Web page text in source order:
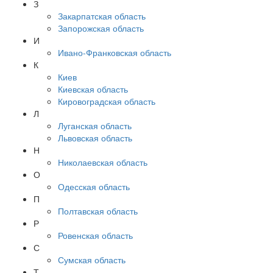
З
Закарпатская область
Запорожская область
И
Ивано-Франковская область
К
Киев
Киевская область
Кировоградская область
Л
Луганская область
Львовская область
Н
Николаевская область
О
Одесская область
П
Полтавская область
Р
Ровенская область
С
Сумская область